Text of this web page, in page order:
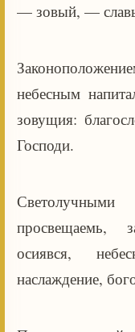
— зовый, —
небесным
зовущия:
Господи.
просвещаемь,
осиявся,
наслаждение,